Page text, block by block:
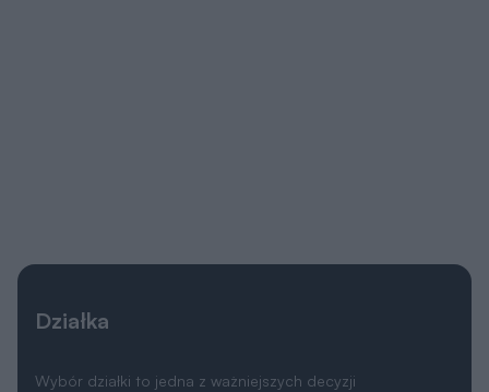
Działka
Wybór działki to jedna z ważniejszych decyzji